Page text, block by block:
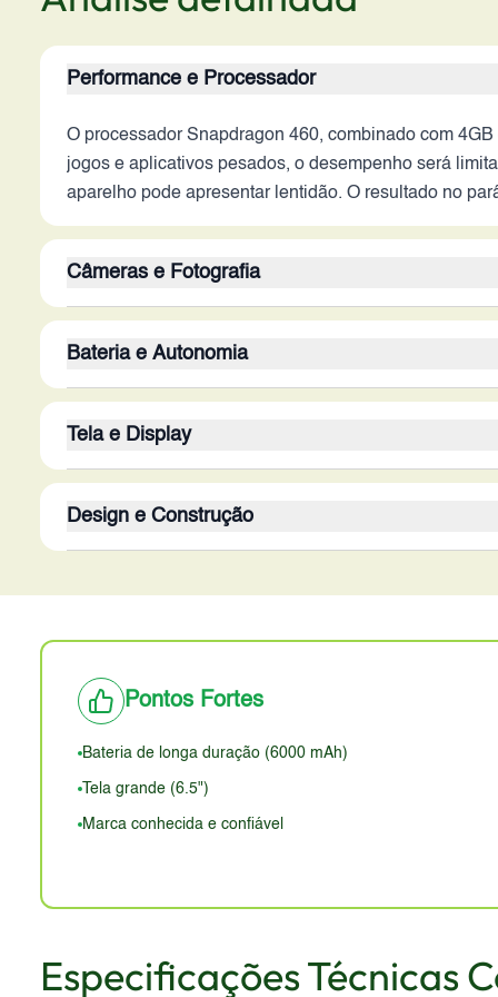
Performance e Processador
O processador Snapdragon 460, combinado com
jogos e aplicativos pesados, o desempenho será
aparelho pode apresentar lentidão. O resultado no
Câmeras e Fotografia
iluminação. A ausência de estabilização ótica (OIS) e
8MP é adequada para chamadas de vídeo e selfies,
Bateria e Autonomia
entanto, a ausência de informações sobre a
processador Snapdragon 460, embora limitada em
Tela e Display
tecnologia IPS LCD proporciona boa reprodução de
a taxa de atualização sugere 60Hz, o que pode
Design e Construção
Pontos Fortes
Bateria de longa duração (6000 mAh)
Tela grande (6.5")
Marca conhecida e confiável
Especificações Técnicas